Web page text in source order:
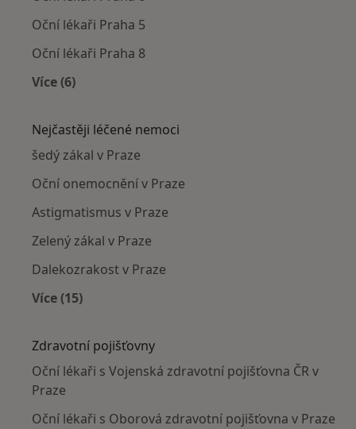
Oční lékaři Praha 5
Oční lékaři Praha 8
Více (6)
Nejčastěji léčené nemoci
šedý zákal v Praze
Oční onemocnění v Praze
Astigmatismus v Praze
Zelený zákal v Praze
Dalekozrakost v Praze
Více (15)
Zdravotní pojišťovny
Oční lékaři s Vojenská zdravotní pojišťovna ČR v
Praze
Oční lékaři s Oborová zdravotní pojišťovna v Praze